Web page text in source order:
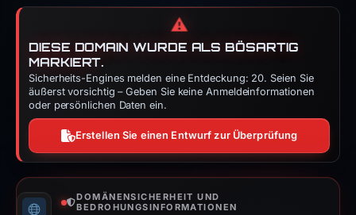
⚠️
DIESE DOMAIN WURDE ALS BÖSARTIG
MARKIERT.
Sicherheits-Engines melden eine Entdeckung: 20. Seien Sie
äußerst vorsichtig – Geben Sie keine Anmeldeinformationen
oder persönlichen Daten ein.
Erstellen Sie einen Entwurf zur Überprüfung
DOMÄNENSICHERHEIT UND
BEDROHUNGSINFORMATIONEN